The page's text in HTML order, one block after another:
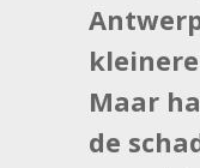
Maar
de